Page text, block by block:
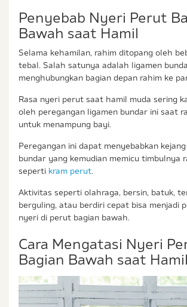
Penyebab Nyeri Perut
Bawah saat Hamil
Selama kehamilan, rahim ditopang oleh
tebal. Salah satunya adalah ligamen
menghubungkan bagian depan rahim ke
Rasa nyeri perut saat hamil muda sering
oleh peregangan ligamen bundar ini saat
untuk menampung bayi.
Peregangan ini dapat menyebabkan
bundar yang kemudian memicu timbulnya
seperti kram perut.
Aktivitas seperti olahraga, bersin, batuk,
berguling, atau berdiri cepat bisa menjadi
nyeri di perut bagian bawah.
Cara Mengatasi Nyeri
Bagian Bawah saat Hamil